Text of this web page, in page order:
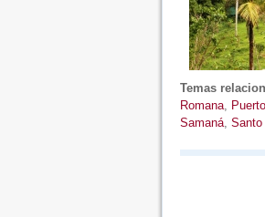
Temas
Romana,
Samaná, Santo